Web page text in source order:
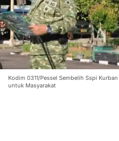
Kodim 0311/Pessel Sembelih Sspi
untuk Masyarakat